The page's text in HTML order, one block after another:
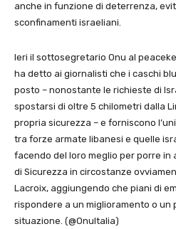
anche in funzione di deterrenza,
sconfinamenti israeliani.
Ieri il sottosegretario Onu al
ha detto ai giornalisti che i caschi
posto – nonostante le richieste di
spostarsi di oltre 5 chilometri dalla
propria sicurezza – e forniscono
tra forze armate libanesi e quelle
facendo del loro meglio per porre in
di Sicurezza in circostanze
Lacroix, aggiungendo che piani di
rispondere a un miglioramento o un
situazione. (@OnuItalia)